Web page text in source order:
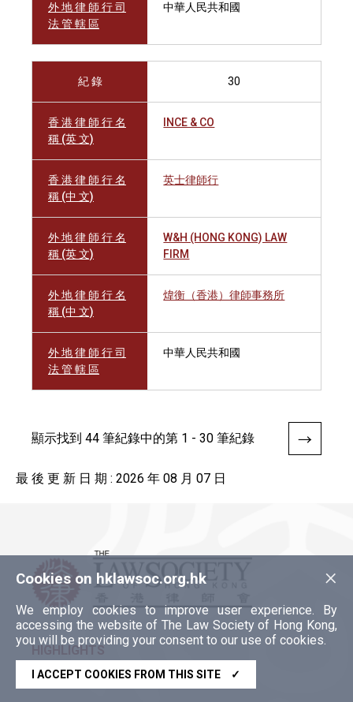
外 地 律 師 行 司
法 管 轄 區
中華人民共和國
紀 錄 30
香 港 律 師 行 名
稱 (英 文)
INCE & CO
香 港 律 師 行 名
稱 (中 文)
英士律師行
外 地 律 師 行 名
稱 (英 文)
W&H (HONG KONG) LAW
FIRM
外 地 律 師 行 名
稱 (中 文)
煒衡（香港）律師事務所
外 地 律 師 行 司
法 管 轄 區
中華人民共和國
顯示找到 44 筆紀錄中的第 1 - 30 筆紀錄
最 後 更 新 日 期 : 2026 年 08 月 07 日
×
Cookies on hklawsoc.org.hk
We employ cookies to improve user experience. By
accessing the website of The Law Society of Hong Kong,
you will be providing your consent to our use of cookies.
I ACCEPT COOKIES FROM THIS SITE ✓
HIGHLIGHTS
香港律師會2025年年報